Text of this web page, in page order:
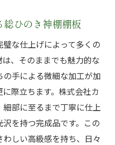
らす祈りの空間の格調
総ひのき棚板
を演出するひのき棚板
い総ひのき棚板
す神聖な空間
ひのき棚板
を創り出す総ひのき棚
ひのき神棚棚板
な仕上げによって多くの
、そのままでも魅力的な
手による微細な加工が加
際立ちます。株式会社カ
部に至るまで丁寧に仕上
を持つ完成品です。この
しい高級感を持ち、日々